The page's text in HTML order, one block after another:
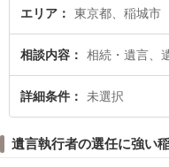
ィール情報や弁護士費用、強み
『初回相談無料で遺言執行者の
予約したい』などでお困りの相
エリア 東京都、稲城市
相談内容 相続・遺言、
詳細条件 未選択
遺言執行者の選任に強い